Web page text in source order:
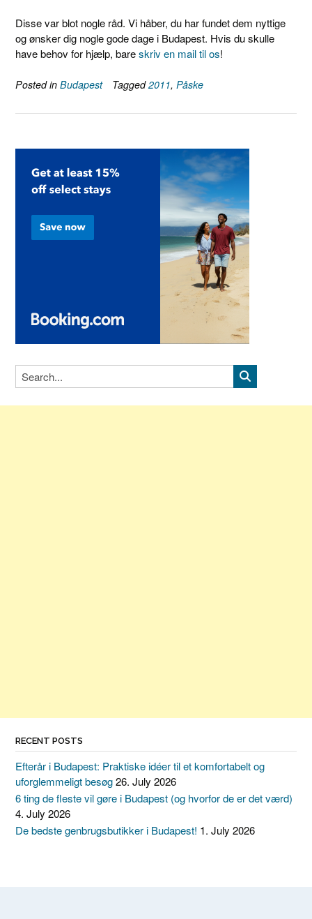
Disse var blot nogle råd. Vi håber, du har fundet dem nyttige
og ønsker dig nogle gode dage i Budapest. Hvis du skulle
have behov for hjælp, bareskriv en mail til os!
Posted in Budapest Tagged2011, Påske
RECENT POSTS
Efterår i Budapest: Praktiske idéer til et komfortabelt og
uforglemmeligt besøg26. July 2026
6 ting de fleste vil gøre i Budapest (og hvorfor de er det værd)
4. July 2026
De bedste genbrugsbutikker i Budapest! 1. July 2026